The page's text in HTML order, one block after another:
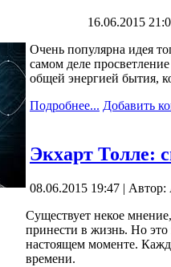
16.06.2015
Очень популярна идея
самом деле
общей энергией бытия,
Подробнее... Добавить
Экхарт Толле:
08.06.2015 19:47 | Автор:
Существует некое
принести в жизнь. Но
настоящем моменте.
времени.